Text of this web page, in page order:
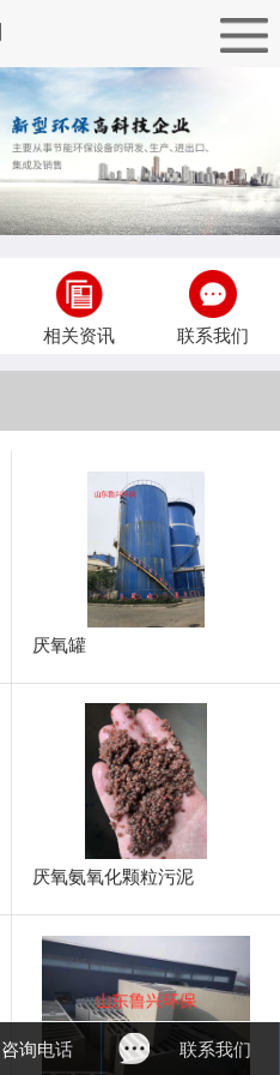
相关资讯 联系我们
厌氧罐
厌氧氨氧化颗粒污泥
咨询电话 联系我们